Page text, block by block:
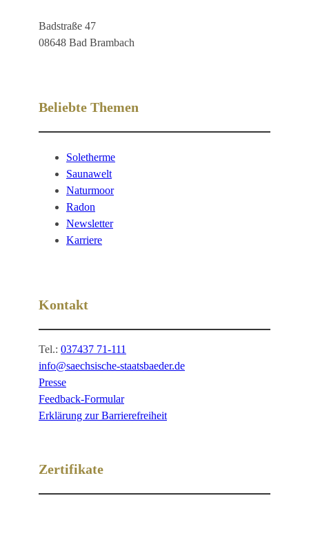
Badstraße 47
08648 Bad Brambach
Beliebte Themen
Soletherme
Saunawelt
Naturmoor
Radon
Newsletter
Karriere
Kontakt
Tel.: 037437 71-111
info@saechsische-staatsbaeder.de
Presse
Feedback-Formular
Erklärung zur Barrierefreiheit
Zertifikate